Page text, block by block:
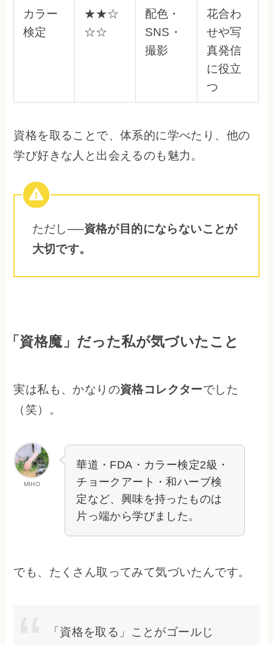
カラー
検定
★★☆
☆☆
配色・
SNS・
撮影
花合わ
せや写
真発信
に役立
つ
資格を取ることで、体系的に学べたり、他の
学び好きな人と出会えるのも魅力。
ただし──資格が目的にならないことが
大切です。
「資格魔」だった私が気づいたこと
実は私も、かなりの資格コレクターでした
（笑）。
MIHO
華道・FDA・カラー検定2級・
チョークアート・和ハーブ検
定など、興味を持ったものは
片っ端から学びました。
でも、たくさん取ってみて気づいたんです。
「資格を取る」ことがゴールじ